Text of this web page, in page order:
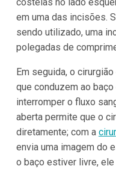
em uma das incisões.
sendo utilizado, uma
polegadas de
Em seguida, o
que conduzem ao
interromper o fluxo
aberta permite que o
diretamente; com a
envia uma imagem do
o baço estiver livre,